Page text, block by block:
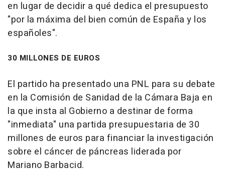
en lugar de decidir a qué dedica el presupuesto
"por la máxima del bien común de España y los
españoles".
30 MILLONES DE EUROS
El partido ha presentado una PNL para su debate
en la Comisión de Sanidad de la Cámara Baja en
la que insta al Gobierno a destinar de forma
"inmediata" una partida presupuestaria de 30
millones de euros para financiar la investigación
sobre el cáncer de páncreas liderada por
Mariano Barbacid.